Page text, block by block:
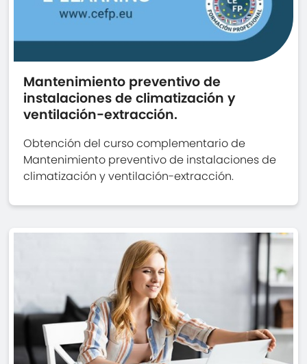
Mantenimiento preventivo de
instalaciones de climatización y
ventilación-extracción.
Obtención del curso complementario de
Mantenimiento preventivo de instalaciones de
climatización y ventilación-extracción.